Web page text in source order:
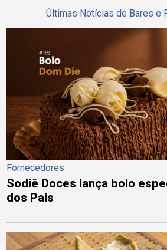
Últimas Notícias de Bares e
Fornecedores
Sodiê Doces lança bolo
dos Pais